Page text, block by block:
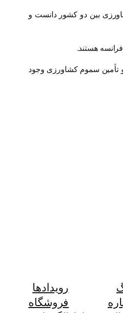
بین دو کشور دانست و
هستند.
و تأمین سموم کشاورزی وجود
رویدادها
فروشگاه